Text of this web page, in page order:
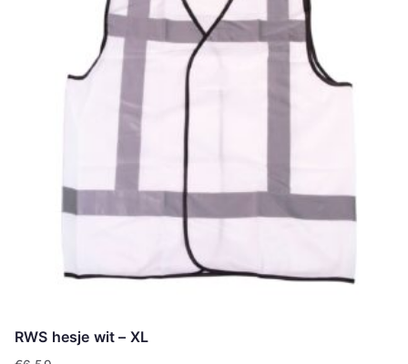
RWS hesje wit – XL